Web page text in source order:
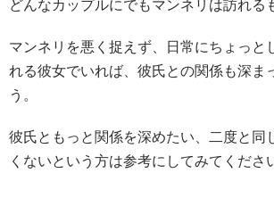
どんなカップルにでもマンネリは訪れる
マンネリを悪く捉えず、日常にちょっと
れる彼女でいれば、彼氏との関係も深ま
う。
彼氏ともっと関係を深めたい、二度と同
くないという方は参考にしてみてくださ